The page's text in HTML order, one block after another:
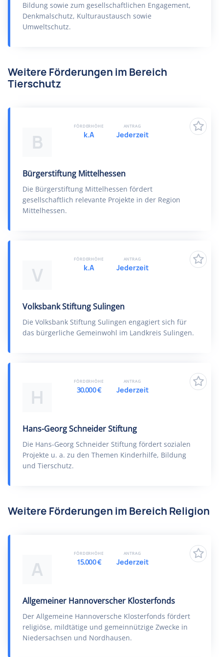
Bildung sowie zum gesellschaftlichen Engagement,
Denkmalschutz, Kulturaustausch sowie
Umweltschutz.
Weitere Förderungen im Bereich
Tierschutz
B
Bürgerstiftung Mittelhessen
Die Bürgerstiftung Mittelhessen fördert
gesellschaftlich relevante Projekte in der Region
Mittelhessen.
FÖRDERHÖHE
k.A
ANTRAG
Jederzeit
V
Volksbank Stiftung Sulingen
Die Volksbank Stiftung Sulingen engagiert sich für
das bürgerliche Gemeinwohl im Landkreis Sulingen.
FÖRDERHÖHE
k.A
ANTRAG
Jederzeit
H
Hans-Georg Schneider Stiftung
Die Hans-Georg Schneider Stiftung fördert sozialen
Projekte u. a. zu den Themen Kinderhilfe, Bildung
und Tierschutz.
FÖRDERHÖHE
30.000 €
ANTRAG
Jederzeit
Weitere Förderungen im Bereich Religion
A
Allgemeiner Hannoverscher Klosterfonds
Der Allgemeine Hannoversche Klosterfonds fördert
religiöse, mildtätige und gemeinnützige Zwecke in
Niedersachsen und Nordhausen.
FÖRDERHÖHE
15.000 €
ANTRAG
Jederzeit